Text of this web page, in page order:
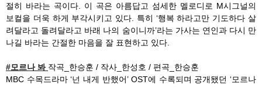
절히 바라는 곡이다. 이 곡은 아름답고 섬세한 멜로디로 M시그널의
보컬을 더욱 하게 부각시키고 있다. 특히 ‘행복 하라고만 기도하다 살
려달라고 돌려달라고 바래 나의 숨이니까’라는 가사는 연인과 다시 만
나길 바라는 간절한 마음을 잘 표현하고 있다.
#모르나 봐 작곡_한승훈 / 작사_한성호 / 편곡_한승훈
MBC 수목드라마 ‘넌 내게 반했어’ OST에 수록되며 공개됐던 ‘모르나